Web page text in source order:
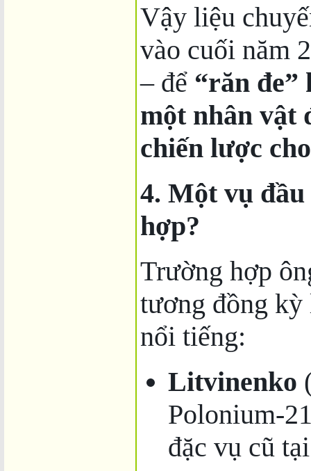
Vậy liệu
vào cuối năm
– để “răn đe”
một nhân vật
chiến lược
4. Một vụ
hợp?
Trường hợp
tương đồng kỳ
nổi tiếng:
Litvinenko
Polonium-
đặc vụ cũ